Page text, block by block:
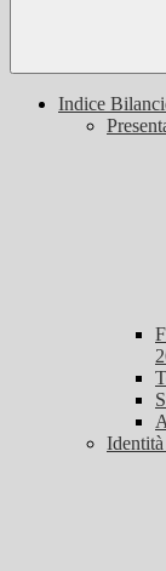
Indice